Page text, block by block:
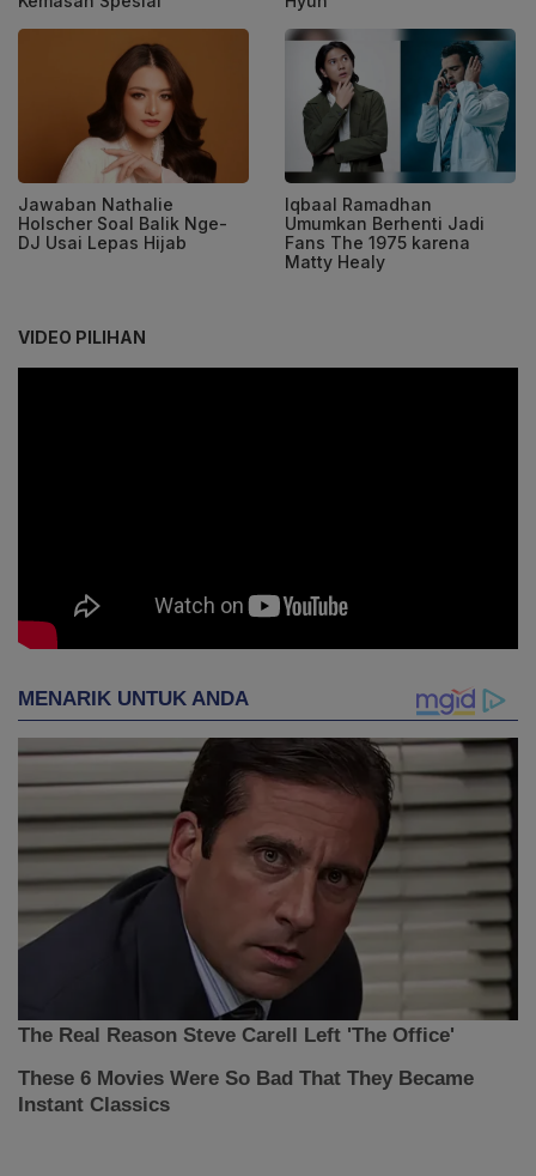
Jawaban Nathalie
Holscher Soal Balik Nge-
DJ Usai Lepas Hijab
Iqbaal Ramadhan
Umumkan Berhenti Jadi
Fans The 1975 karena
Matty Healy
VIDEO PILIHAN